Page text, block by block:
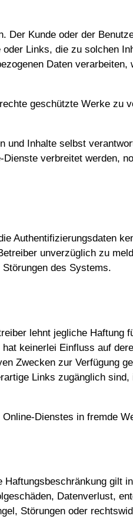
Der Kunde oder der
Links, die zu solchen
Daten
geschützte Werke zu
und Inhalte selbst
verbreitet werden,
Authentifizierungsdaten
unverzüglich zu
des Systems.
lehnt jegliche Haftung
keinerlei Einfluss auf
Zwecken zur Verfügung
Links zugänglich
Dienstes in fremde
gilt
Datenverlust,
Störungen oder